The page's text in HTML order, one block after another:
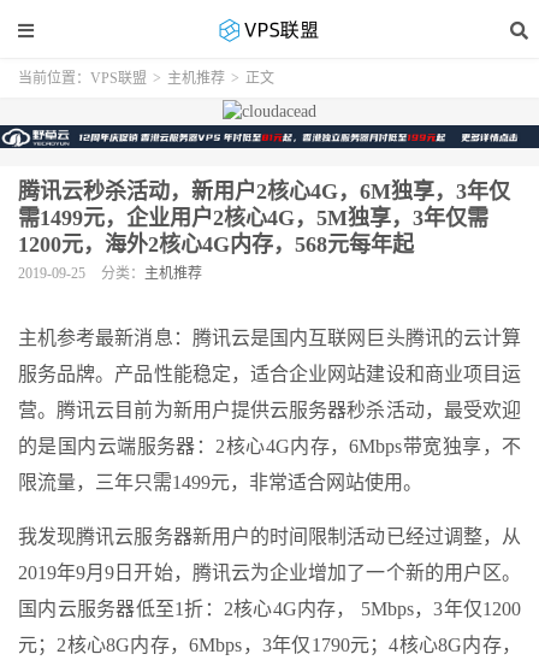
当前位置： VPS联盟 > 主机推荐 > 正文
腾讯云秒杀活动，新用户2核心4G，6M独享，3年仅
需1499元，企业用户2核心4G，5M独享，3年仅需
1200元，海外2核心4G内存，568元每年起
2019-09-25 分类： 主机推荐
主机参考最新消息：腾讯云是国内互联网巨头腾讯的云计算
服务品牌。产品性能稳定，适合企业网站建设和商业项目运
营。腾讯云目前为新用户提供云服务器秒杀活动，最受欢迎
的是国内云端服务器：2核心4G内存，6Mbps带宽独享，不
限流量，三年只需1499元，非常适合网站使用。
我发现腾讯云服务器新用户的时间限制活动已经过调整，从
2019年9月9日开始，腾讯云为企业增加了一个新的用户区。
国内云服务器低至1折：2核心4G内存， 5Mbps，3年仅1200
元；2核心8G内存，6Mbps，3年仅1790元；4核心8G内存，